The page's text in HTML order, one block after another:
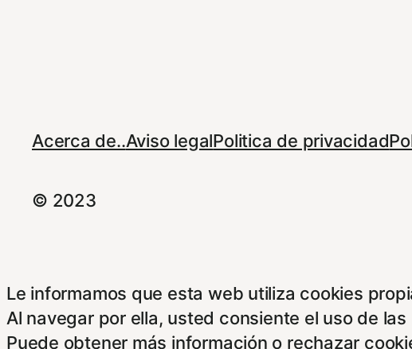
Acerca de..Aviso legalPolitica de privacidad
© 2023
Le informamos que esta web utiliza cookies
Al navegar por ella, usted consiente el uso de las
Puede obtener más información o rechazar